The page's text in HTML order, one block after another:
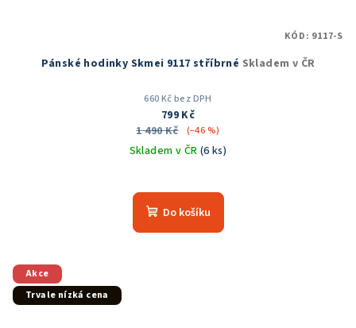
Pánské hodinky Skmei 9117 stříbrné Skladem v ČR
660 Kč bez DPH
799 Kč
1 490 Kč
(–46 %)
Skladem v ČR (6 ks)
Do košíku
KÓD: 9117-S
Akce
Trvale nízká cena